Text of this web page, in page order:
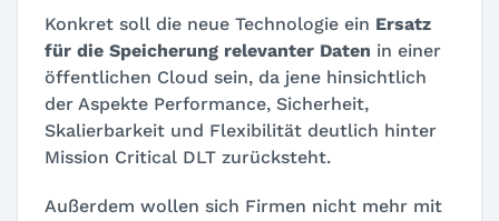
Konkret soll die neue Technologie ein Ersatz
für die Speicherung relevanter Daten in einer
öffentlichen Cloud sein, da jene hinsichtlich
der Aspekte Performance, Sicherheit,
Skalierbarkeit und Flexibilität deutlich hinter
Mission Critical DLT zurücksteht.
Außerdem wollen sich Firmen nicht mehr mit